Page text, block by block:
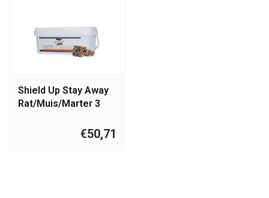
Shield Up Stay Away
Rat/Muis/Marter 3
€50,71